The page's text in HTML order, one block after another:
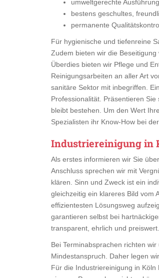
umweltgerechte
bestens geschultes,
permanente
Für hygienische und tiefenreine
Zudem bieten wir die
Überdies bieten wir Pflege und
Reinigungsarbeiten an aller Art
sanitäre Sektor mit inbegriffen.
Professionalität. Präsentieren
bleibt bestehen. Um den Wert
Spezialisten ihr Know-How bei
Industriereinigung in
Als erstes informieren wir Sie
Anschluss sprechen wir mit
klären. Sinn und Zweck ist ein
gleichzeitig ein klareres Bild vom
effizientesten Lösungsweg
garantieren selbst bei
transparent, ehrlich und preiswert.
Bei Terminabsprachen richten
Mindestanspruch. Daher legen
Für die Industriereinigung in